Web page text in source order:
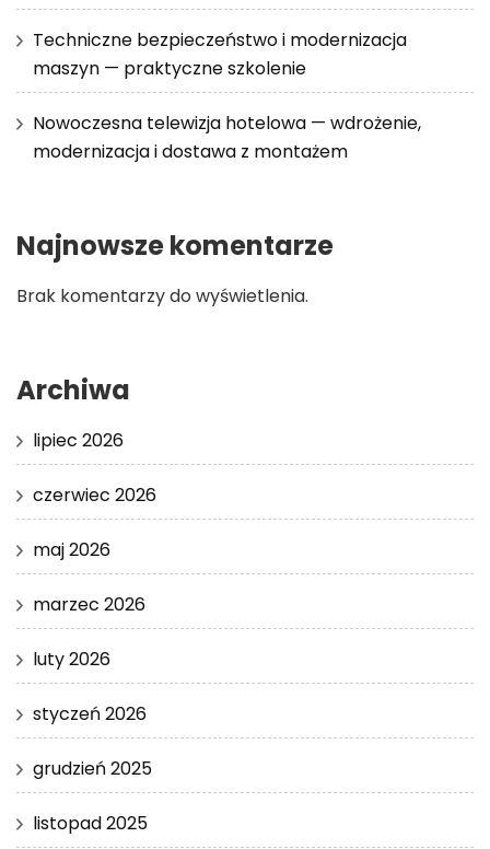
Techniczne bezpieczeństwo i modernizacja
maszyn — praktyczne szkolenie
Nowoczesna telewizja hotelowa — wdrożenie,
modernizacja i dostawa z montażem
Najnowsze komentarze
Brak komentarzy do wyświetlenia.
Archiwa
lipiec 2026
czerwiec 2026
maj 2026
marzec 2026
luty 2026
styczeń 2026
grudzień 2025
listopad 2025